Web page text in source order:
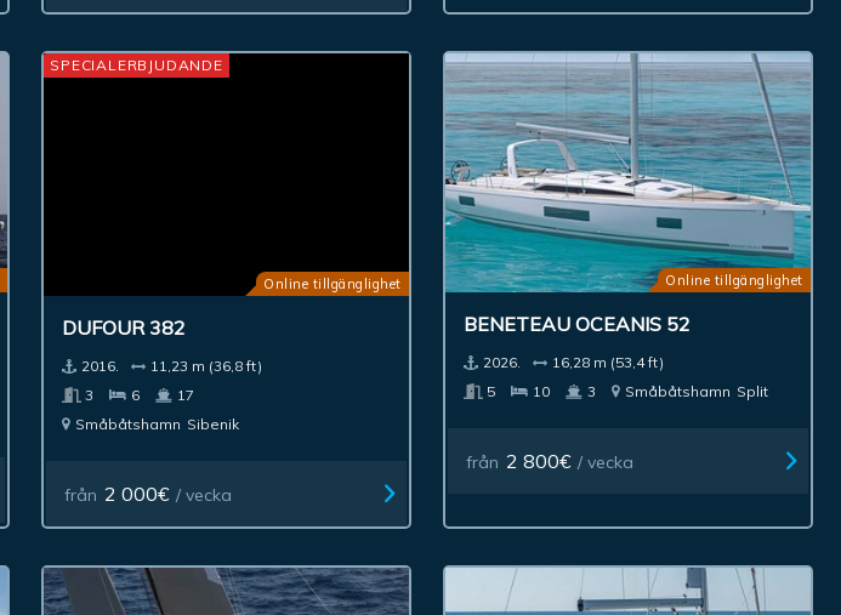
Online tillgänglighet
DUFOUR 382
2016.
11,23 m (36,8 ft)
3
6
17
Småbåtshamn Sibenik
från 2 000€ / vecka
SPECIALERBJUDANDE
Online tillgänglighet
BENETEAU OCEANIS 52
2026.
16,28 m (53,4 ft)
5
10 3 Småbåtshamn Split
från 2 800€ / vecka